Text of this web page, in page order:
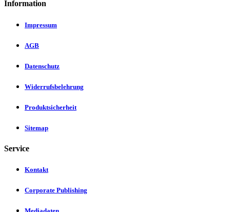
Information
Impressum
AGB
Datenschutz
Widerrufsbelehrung
Produktsicherheit
Sitemap
Service
Kontakt
Corporate Publishing